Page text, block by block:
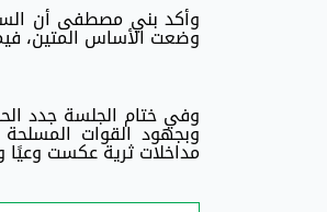
وأكد بني مصطفى أن
وضعت الأساس المتين،
وفي ختام الجلسة جدد
وبجهود القوات
مداخلات ثرية عكست وعيًا